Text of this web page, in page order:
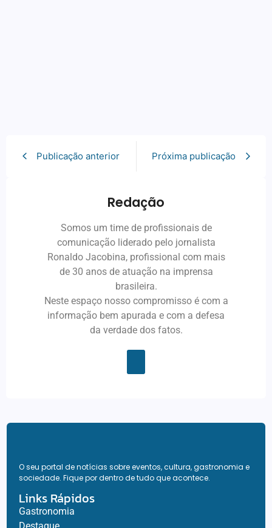
Publicação anterior Próxima publicação
Redação
Somos um time de profissionais de
comunicação liderado pelo jornalista
Ronaldo Jacobina, profissional com mais
de 30 anos de atuação na imprensa
brasileira.
Neste espaço nosso compromisso é com a
informação bem apurada e com a defesa
da verdade dos fatos.
O seu portal de notícias sobre eventos, cultura, gastronomia e
sociedade. Fique por dentro de tudo que acontece.
Links Rápidos
Gastronomia